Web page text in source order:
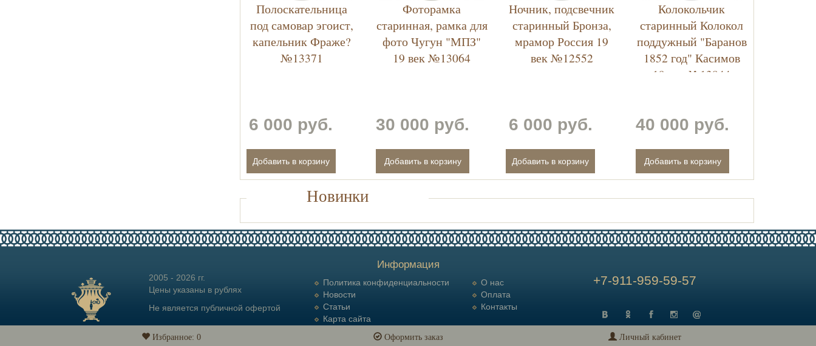
Полоскательница
под самовар эгоист,
капельник Фраже?
№13371
6 000 руб.
Фоторамка
старинная, рамка для
фото Чугун "МПЗ"
19 век №13064
30 000 руб.
Ночник, подсвечник
старинный Бронза,
мрамор Россия 19
век №12552
6 000 руб.
Колокольчик
старинный Колокол
поддужный "Баранов
1852 год" Касимов
19 век №13844
40 000 руб.
Новинки
2005 - 2026 гг.
Цены указаны в рублях
Не является публичной офертой
Информация
Политика конфиденциальности
Новости
Статьи
Карта сайта
О нас
Оплата
Контакты
+7-911-959-59-57
Избранное: 0 Оформить заказ Личный кабинет